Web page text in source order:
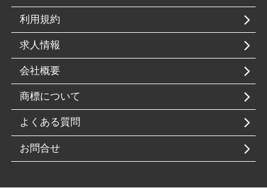
利用規約
求人情報
会社概要
商標について
よくある質問
お問合せ